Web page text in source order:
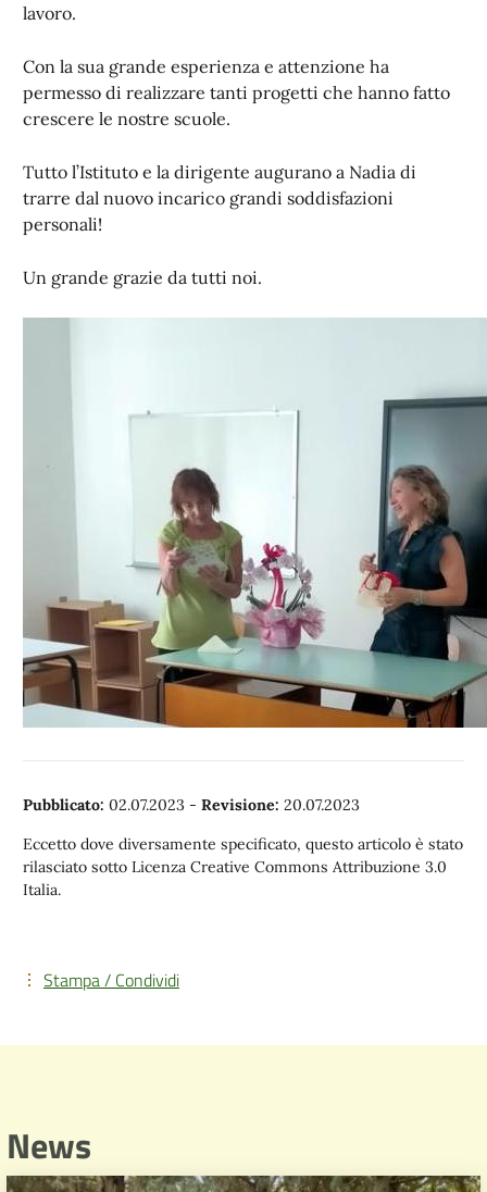
lavoro.
Con la sua grande esperienza e attenzione ha
permesso di realizzare tanti progetti che hanno fatto
crescere le nostre scuole.
Tutto l’Istituto e la dirigente augurano a Nadia di
trarre dal nuovo incarico grandi soddisfazioni
personali!
Un grande grazie da tutti noi.
Pubblicato: 02.07.2023 - Revisione: 20.07.2023
Eccetto dove diversamente specificato, questo articolo è stato
rilasciato sotto Licenza Creative Commons Attribuzione 3.0
Italia.
Stampa / Condividi
News